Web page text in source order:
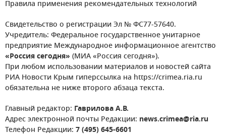
Правила применения рекомендательных технологий
Свидетельство о регистрации Эл № ФС77-57640.
Учредитель: Федеральное государственное унитарное
предприятие Международное информационное агентство
«Россия сегодня» (МИА «Россия сегодня»).
При любом использовании материалов и новостей сайта
РИА Новости Крым гиперссылка на https://crimea.ria.ru
обязательна не ниже второго абзаца текста.
Главный редактор: Гаврилова А.В.
Адрес электронной почты Редакции: news.crimea@ria.ru
Телефон Редакции: 7 (495) 645-6601